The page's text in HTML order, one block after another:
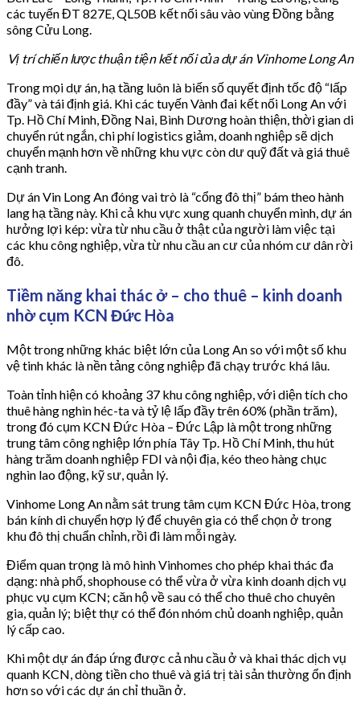
các tuyến ĐT 827E, QL50B kết nối sâu vào vùng Đồng bằng
sông Cửu Long.
Vị trí chiến lược thuận tiện kết nối của dự án Vinhome Long An
Trong mọi dự án, hạ tầng luôn là biến số quyết định tốc độ “lấp
đầy” và tái định giá. Khi các tuyến Vành đai kết nối Long An với
Tp. Hồ Chí Minh, Đồng Nai, Bình Dương hoàn thiện, thời gian di
chuyển rút ngắn, chi phí logistics giảm, doanh nghiệp sẽ dịch
chuyển mạnh hơn về những khu vực còn dư quỹ đất và giá thuê
cạnh tranh.
Dự án Vin Long An đóng vai trò là “cổng đô thị” bám theo hành
lang hạ tầng này. Khi cả khu vực xung quanh chuyển mình, dự án
hưởng lợi kép: vừa từ nhu cầu ở thật của người làm việc tại
các khu công nghiệp, vừa từ nhu cầu an cư của nhóm cư dân rời
đô.
Tiềm năng khai thác ở – cho thuê – kinh doanh
nhờ cụm KCN Đức Hòa
Một trong những khác biệt lớn của Long An so với một số khu
vệ tinh khác là nền tảng công nghiệp đã chạy trước khá lâu.
Toàn tỉnh hiện có khoảng 37 khu công nghiệp, với diện tích cho
thuê hàng nghìn héc-ta và tỷ lệ lấp đầy trên 60% (phần trăm),
trong đó cụm KCN Đức Hòa – Đức Lập là một trong những
trung tâm công nghiệp lớn phía Tây Tp. Hồ Chí Minh, thu hút
hàng trăm doanh nghiệp FDI và nội địa, kéo theo hàng chục
nghìn lao động, kỹ sư, quản lý.
Vinhome Long An nằm sát trung tâm cụm KCN Đức Hòa, trong
bán kính di chuyển hợp lý để chuyên gia có thể chọn ở trong
khu đô thị chuẩn chỉnh, rồi đi làm mỗi ngày.
Điểm quan trọng là mô hình Vinhomes cho phép khai thác đa
dạng: nhà phố, shophouse có thể vừa ở vừa kinh doanh dịch vụ
phục vụ cụm KCN; căn hộ về sau có thể cho thuê cho chuyên
gia, quản lý; biệt thự có thể đón nhóm chủ doanh nghiệp, quản
lý cấp cao.
Khi một dự án đáp ứng được cả nhu cầu ở và khai thác dịch vụ
quanh KCN, dòng tiền cho thuê và giá trị tài sản thường ổn định
hơn so với các dự án chỉ thuần ở.